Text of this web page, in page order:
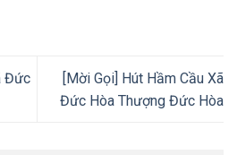
Đức
[Mời Gọi] Hút Hầm Cầu Xã
Đức Hòa Thượng Đức Hòa